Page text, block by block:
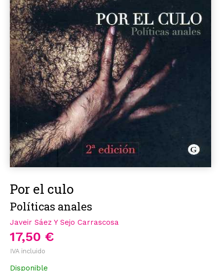
Por el culo
Políticas anales
Javeir Sáez Y Sejo Carrascosa
17,50 €
IVA incluido
Disponible